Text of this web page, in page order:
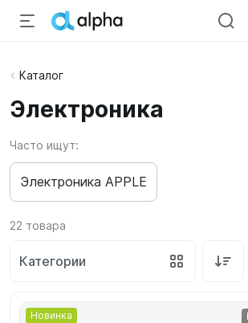
Каталог
Электроника
Часто ищут:
Электроника APPLE
22 товара
Категории
Новинка